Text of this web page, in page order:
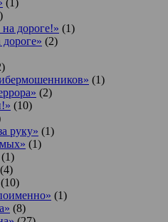
дороге!» (1)
дороге» (2)
(1)
(2)
(10)
руку» (1)
(1)
(1)
(4)
(10)
(1)
(8)